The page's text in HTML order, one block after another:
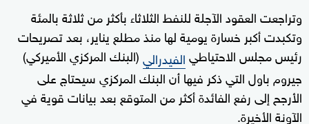
وتراجعت العقود الآجلة للنفط الثلاثاء بأكثر من ثلاثة بالمئة
وتكبدت أكبر خسارة يومية لها منذ مطلع يناير، بعد تصريحات
رئيس مجلس الاحتياطيالفيدرالي(البنك المركزي الأميركي)
جيروم باول التي ذكر فيها أن البنك المركزي سيحتاج على
الأرجح إلى رفع الفائدة أكثر من المتوقع بعد بيانات قوية في
الآونة الأخيرة.